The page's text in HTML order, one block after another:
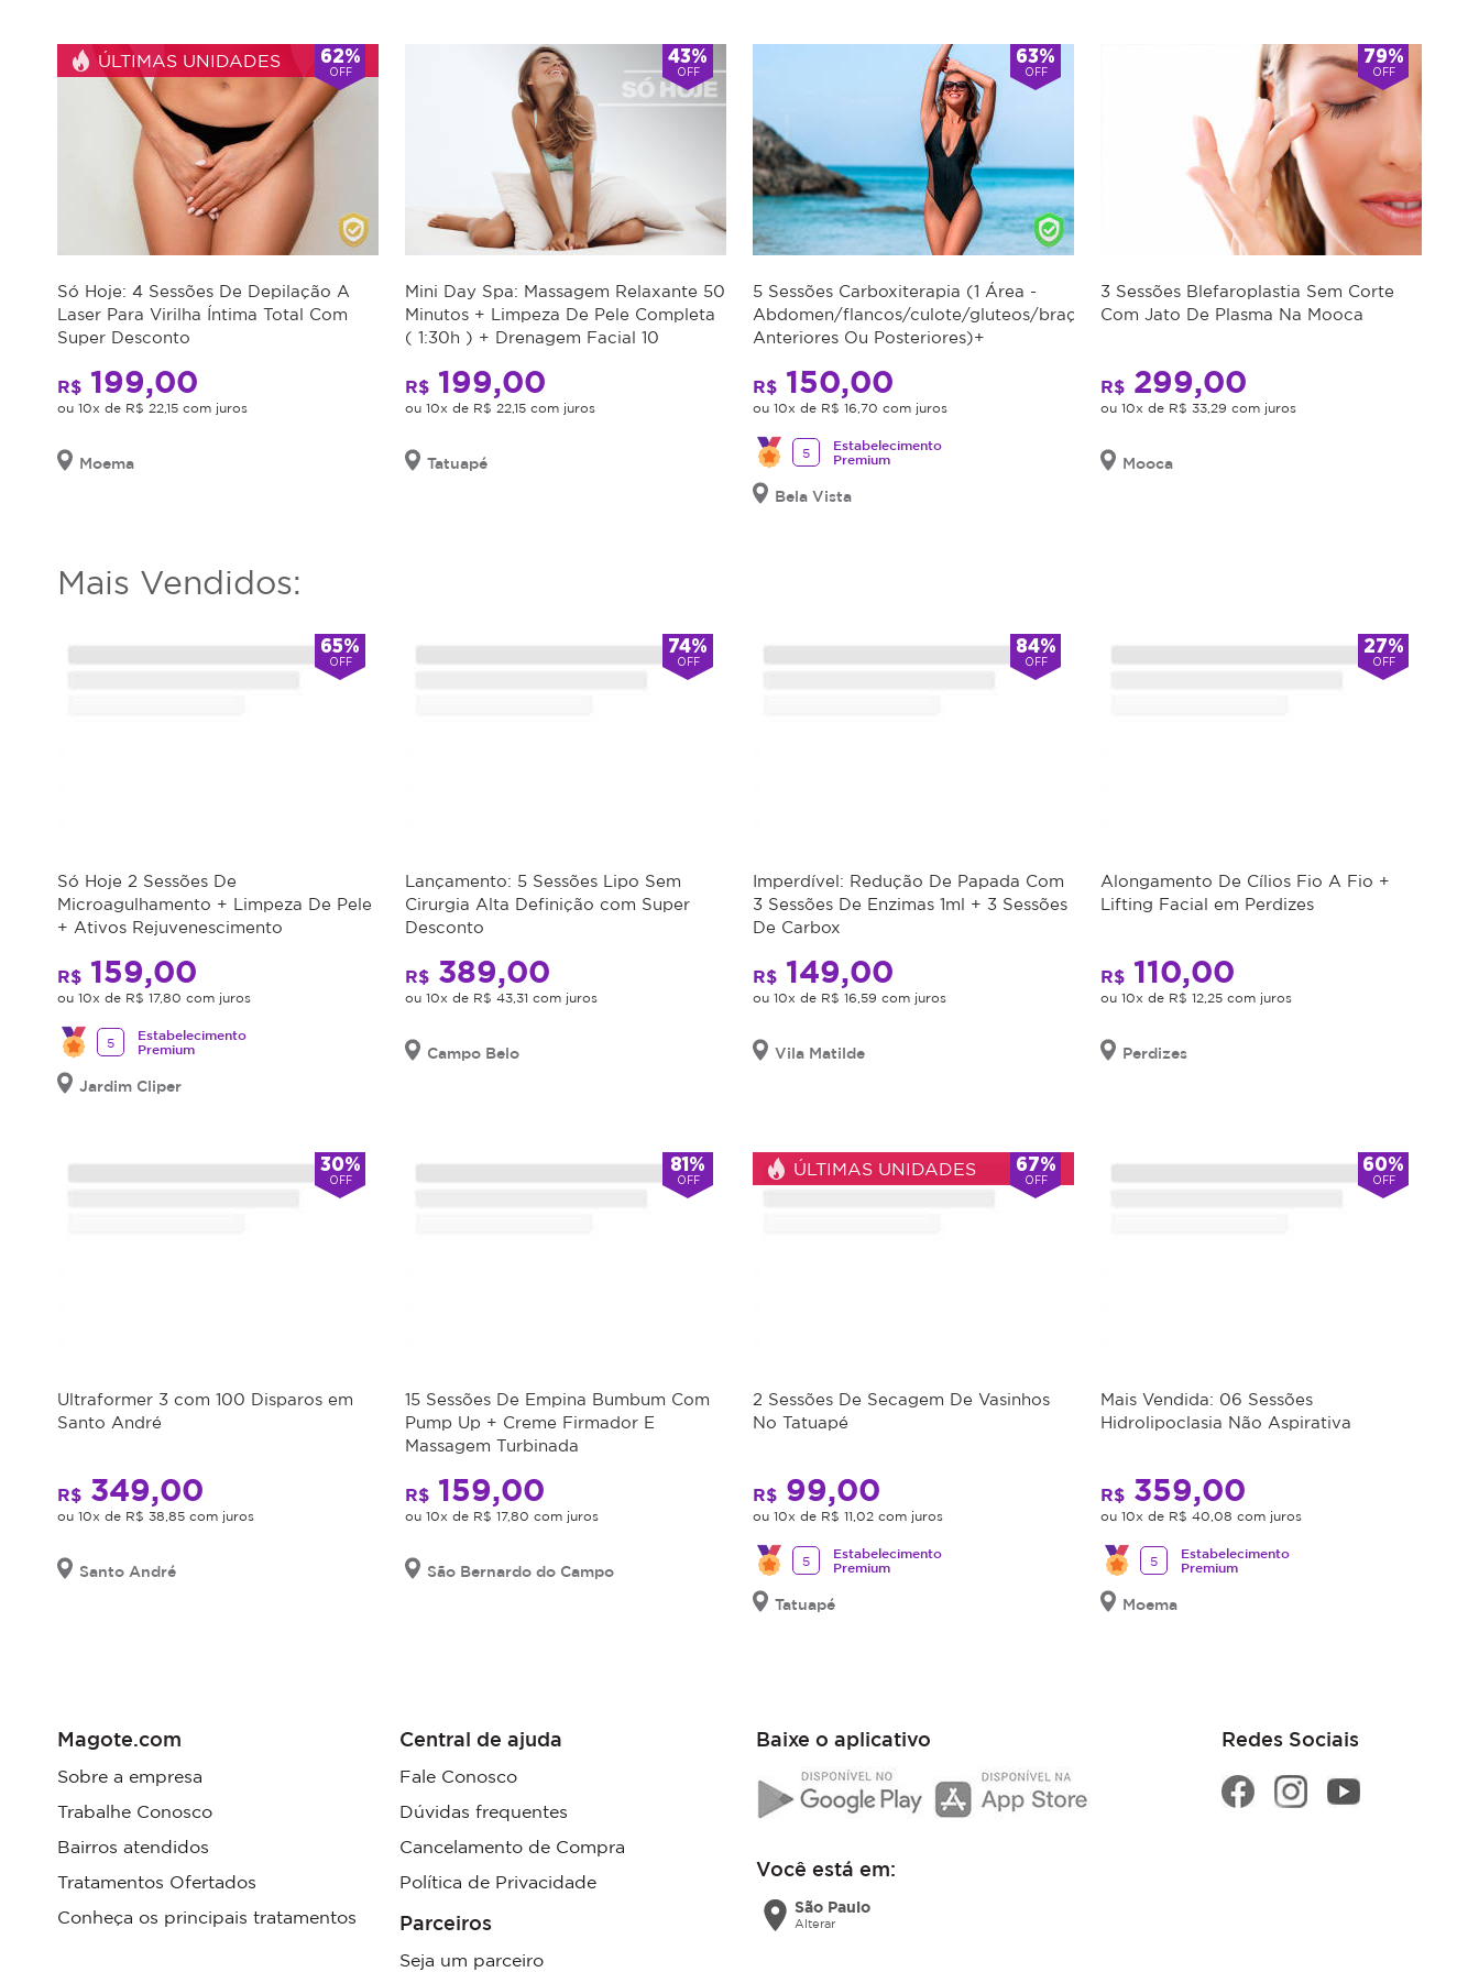
horários
podem
da
Oferta
válido
por
dias
da
Perfil
comparecer
no
dia
agendado
desmarcar
com
24h
antecedência.
tratamento
para
terceiros.
disponibilidade
de
dias
considerado
realizada.
Promoção
não
não
haverá
ÚLTIMAS UNIDADES 62%
OFF
Só Hoje: 4 Sessões De Depilação A
Laser Para Virilha Íntima Total Com
Super Desconto
R$ 199,00
ou 10x de R$ 22,15 com juros
Moema
43%
OFF
Mini Day Spa: Massagem Relaxante 50
Minutos + Limpeza De Pele Completa
( 1:30h ) + Drenagem Facial 10
R$ 199,00
ou 10x de R$ 22,15 com juros
Tatuapé
63%
OFF
5 Sessões Carboxiterapia (1 Área -
Abdomen/flancos/culote/gluteos/braços/coxas
Anteriores Ou Posteriores)+
R$ 150,00
ou 10x de R$ 16,70 com juros
5
Estabelecimento
Premium
Bela Vista
79%
OFF
3 Sessões Blefaroplastia Sem Corte
Com Jato De Plasma Na Mooca
R$ 299,00
ou 10x de R$ 33,29 com juros
Mooca
Mais Vendidos:
65%
OFF
Só Hoje 2 Sessões De
Microagulhamento + Limpeza De Pele
+ Ativos Rejuvenescimento
R$ 159,00
ou 10x de R$ 17,80 com juros
5
Estabelecimento
Premium
Jardim Cliper
74%
OFF
Lançamento: 5 Sessões Lipo Sem
Cirurgia Alta Definição com Super
Desconto
R$ 389,00
ou 10x de R$ 43,31 com juros
Campo Belo
84%
OFF
Imperdível: Redução De Papada Com
3 Sessões De Enzimas 1ml + 3 Sessões
De Carbox
R$ 149,00
ou 10x de R$ 16,59 com juros
Vila Matilde
27%
OFF
Alongamento De Cílios Fio A Fio +
Lifting Facial em Perdizes
R$ 110,00
ou 10x de R$ 12,25 com juros
Perdizes
30%
OFF
Ultraformer 3 com 100 Disparos em
Santo André
R$ 349,00
ou 10x de R$ 38,85 com juros
Santo André
81%
OFF
15 Sessões De Empina Bumbum Com
Pump Up + Creme Firmador E
Massagem Turbinada
R$ 159,00
ou 10x de R$ 17,80 com juros
São Bernardo do Campo
ÚLTIMAS UNIDADES 67%
OFF
2 Sessões De Secagem De Vasinhos
No Tatuapé
R$ 99,00
ou 10x de R$ 11,02 com juros
5
Estabelecimento
Premium
Tatuapé
60%
OFF
Mais Vendida: 06 Sessões
Hidrolipoclasia Não Aspirativa
R$ 359,00
ou 10x de R$ 40,08 com juros
5
Estabelecimento
Premium
Moema
Magote.com
Sobre a empresa
Trabalhe Conosco
Bairros atendidos
Tratamentos Ofertados
Conheça os principais tratamentos
Central de ajuda
Fale Conosco
Dúvidas frequentes
Cancelamento de Compra
Política de Privacidade
Parceiros
Seja um parceiro
Baixe o aplicativo
Você está em:
location_on São Paulo
Alterar
Redes Sociais